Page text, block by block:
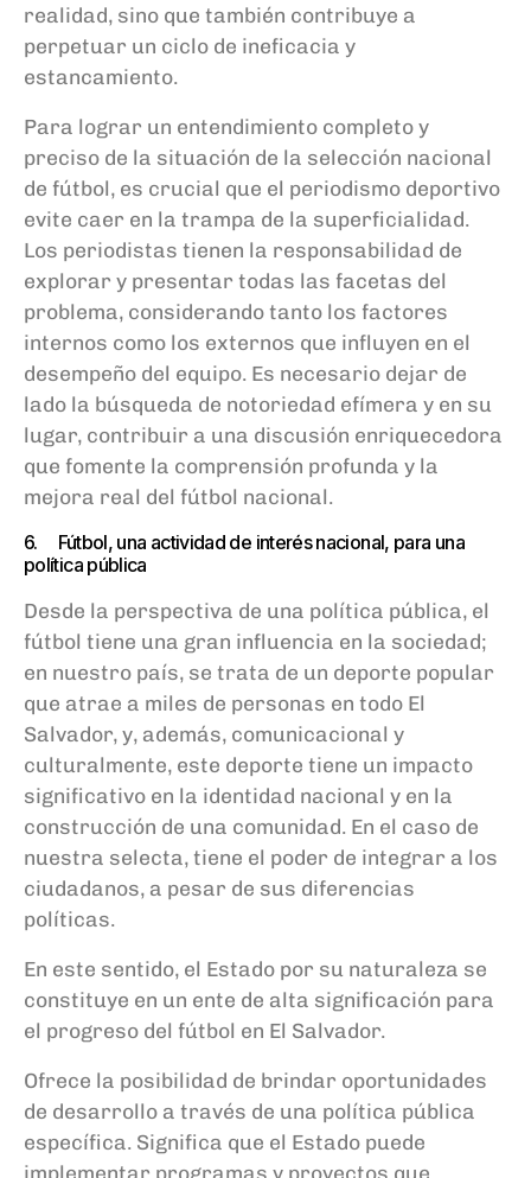
realidad, sino que también contribuye a
perpetuar un ciclo de ineficacia y
estancamiento.
Para lograr un entendimiento completo y
preciso de la situación de la selección nacional
de fútbol, es crucial que el periodismo deportivo
evite caer en la trampa de la superficialidad.
Los periodistas tienen la responsabilidad de
explorar y presentar todas las facetas del
problema, considerando tanto los factores
internos como los externos que influyen en el
desempeño del equipo. Es necesario dejar de
lado la búsqueda de notoriedad efímera y en su
lugar, contribuir a una discusión enriquecedora
que fomente la comprensión profunda y la
mejora real del fútbol nacional.
6. Fútbol, una actividad de interés nacional, para una
política pública
Desde la perspectiva de una política pública, el
fútbol tiene una gran influencia en la sociedad;
en nuestro país, se trata de un deporte popular
que atrae a miles de personas en todo El
Salvador, y, además, comunicacional y
culturalmente, este deporte tiene un impacto
significativo en la identidad nacional y en la
construcción de una comunidad. En el caso de
nuestra selecta, tiene el poder de integrar a los
ciudadanos, a pesar de sus diferencias
políticas.
En este sentido, el Estado por su naturaleza se
constituye en un ente de alta significación para
el progreso del fútbol en El Salvador.
Ofrece la posibilidad de brindar oportunidades
de desarrollo a través de una política pública
específica. Significa que el Estado puede
implementar programas y proyectos que